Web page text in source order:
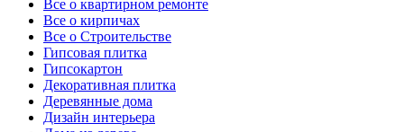
Все о квартирном ремонте
Все о кирпичах
Все о Строительстве
Гипсовая плитка
Гипсокартон
Декоративная плитка
Деревянные дома
Дизайн интерьера